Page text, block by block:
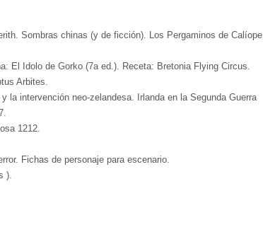
Sombras chinas (y de ficción). Los Pergaminos de Calíope.
El Idolo de Gorko (7a ed.). Receta: Bretonia Flying Circus.
Arbites.
la intervención neo-zelandesa. Irlanda en la Segunda Guerra
1212.
Fichas de personaje para escenario.
).